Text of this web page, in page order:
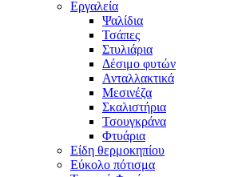
Εργαλεία
Ψαλίδια
Τσάπες
Στυλιάρια
Δέσιμο φυτών
Ανταλλακτικά
Μεσινέζα
Σκαλιστήρια
Τσουγκράνα
Φτυάρια
Είδη θερμοκηπίου
Εύκολο πότισμα